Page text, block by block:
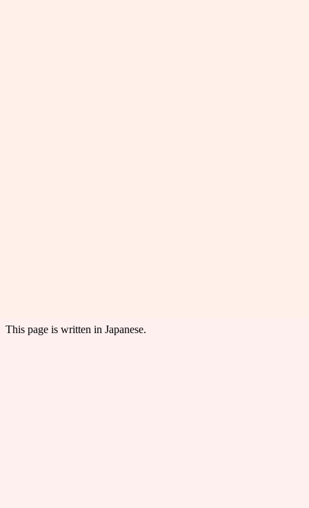
This page is written in Japanese.